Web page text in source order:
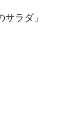
サラダ」